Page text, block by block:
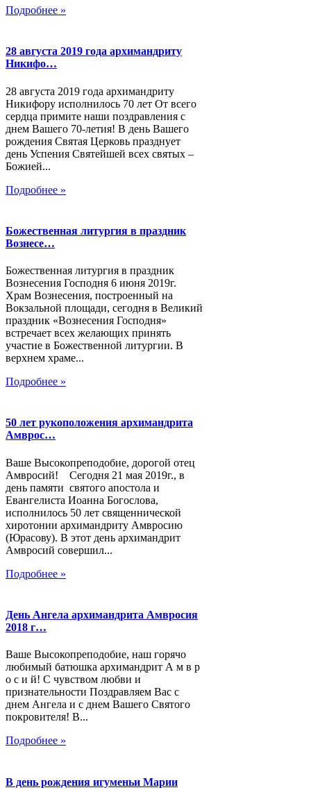
Подробнее »
28 августа 2019 года архимандриту
Никифо…
28 августа 2019 года архимандриту
Никифору исполнилось 70 лет От всего
сердца примите наши поздравления с
днем Вашего 70-летия! В день Вашего
рождения Святая Церковь празднует
день Успения Святейшей всех святых –
Божией...
Подробнее »
Божественная литургия в праздник
Вознесе…
Божественная литургия в праздник
Вознесения Господня 6 июня 2019г.
Храм Вознесения, построенный на
Вокзальной площади, сегодня в Великий
праздник «Вознесения Господня»
встречает всех желающих принять
участие в Божественной литургии. В
верхнем храме...
Подробнее »
50 лет рукоположения архимандрита
Амврос…
Ваше Высокопреподобие, дорогой отец
Амвросий! Сегодня 21 мая 2019г., в
день памяти святого апостола и
Евангелиста Иоанна Богослова,
исполнилось 50 лет священнической
хиротонии архимандриту Амвросию
(Юрасову). В этот день архимандрит
Амвросий совершил...
Подробнее »
День Ангела архимандрита Амвросия
2018 г…
Ваше Высокопреподобие, наш горячо
любимый батюшка архимандрит А м в р
о с и й! С чувством любви и
признательности Поздравляем Вас с
днем Ангела и с днем Вашего Святого
покровителя! В...
Подробнее »
В день рождения игуменьи Марии